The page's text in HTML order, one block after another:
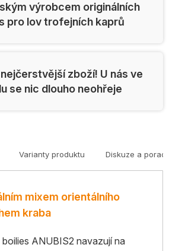
výrobcem originálních
pro lov trofejních kaprů
zboží! U nás ve
se nic dlouho neohřeje
Varianty produktu Diskuze a
mixem orientálního
kraba
ANUBIS2 navazují na